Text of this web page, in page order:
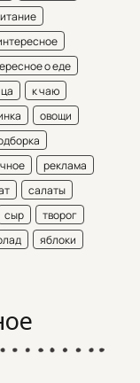
о еде
к чаю
овощи
реклама
салаты
сыр
творог
яблоки